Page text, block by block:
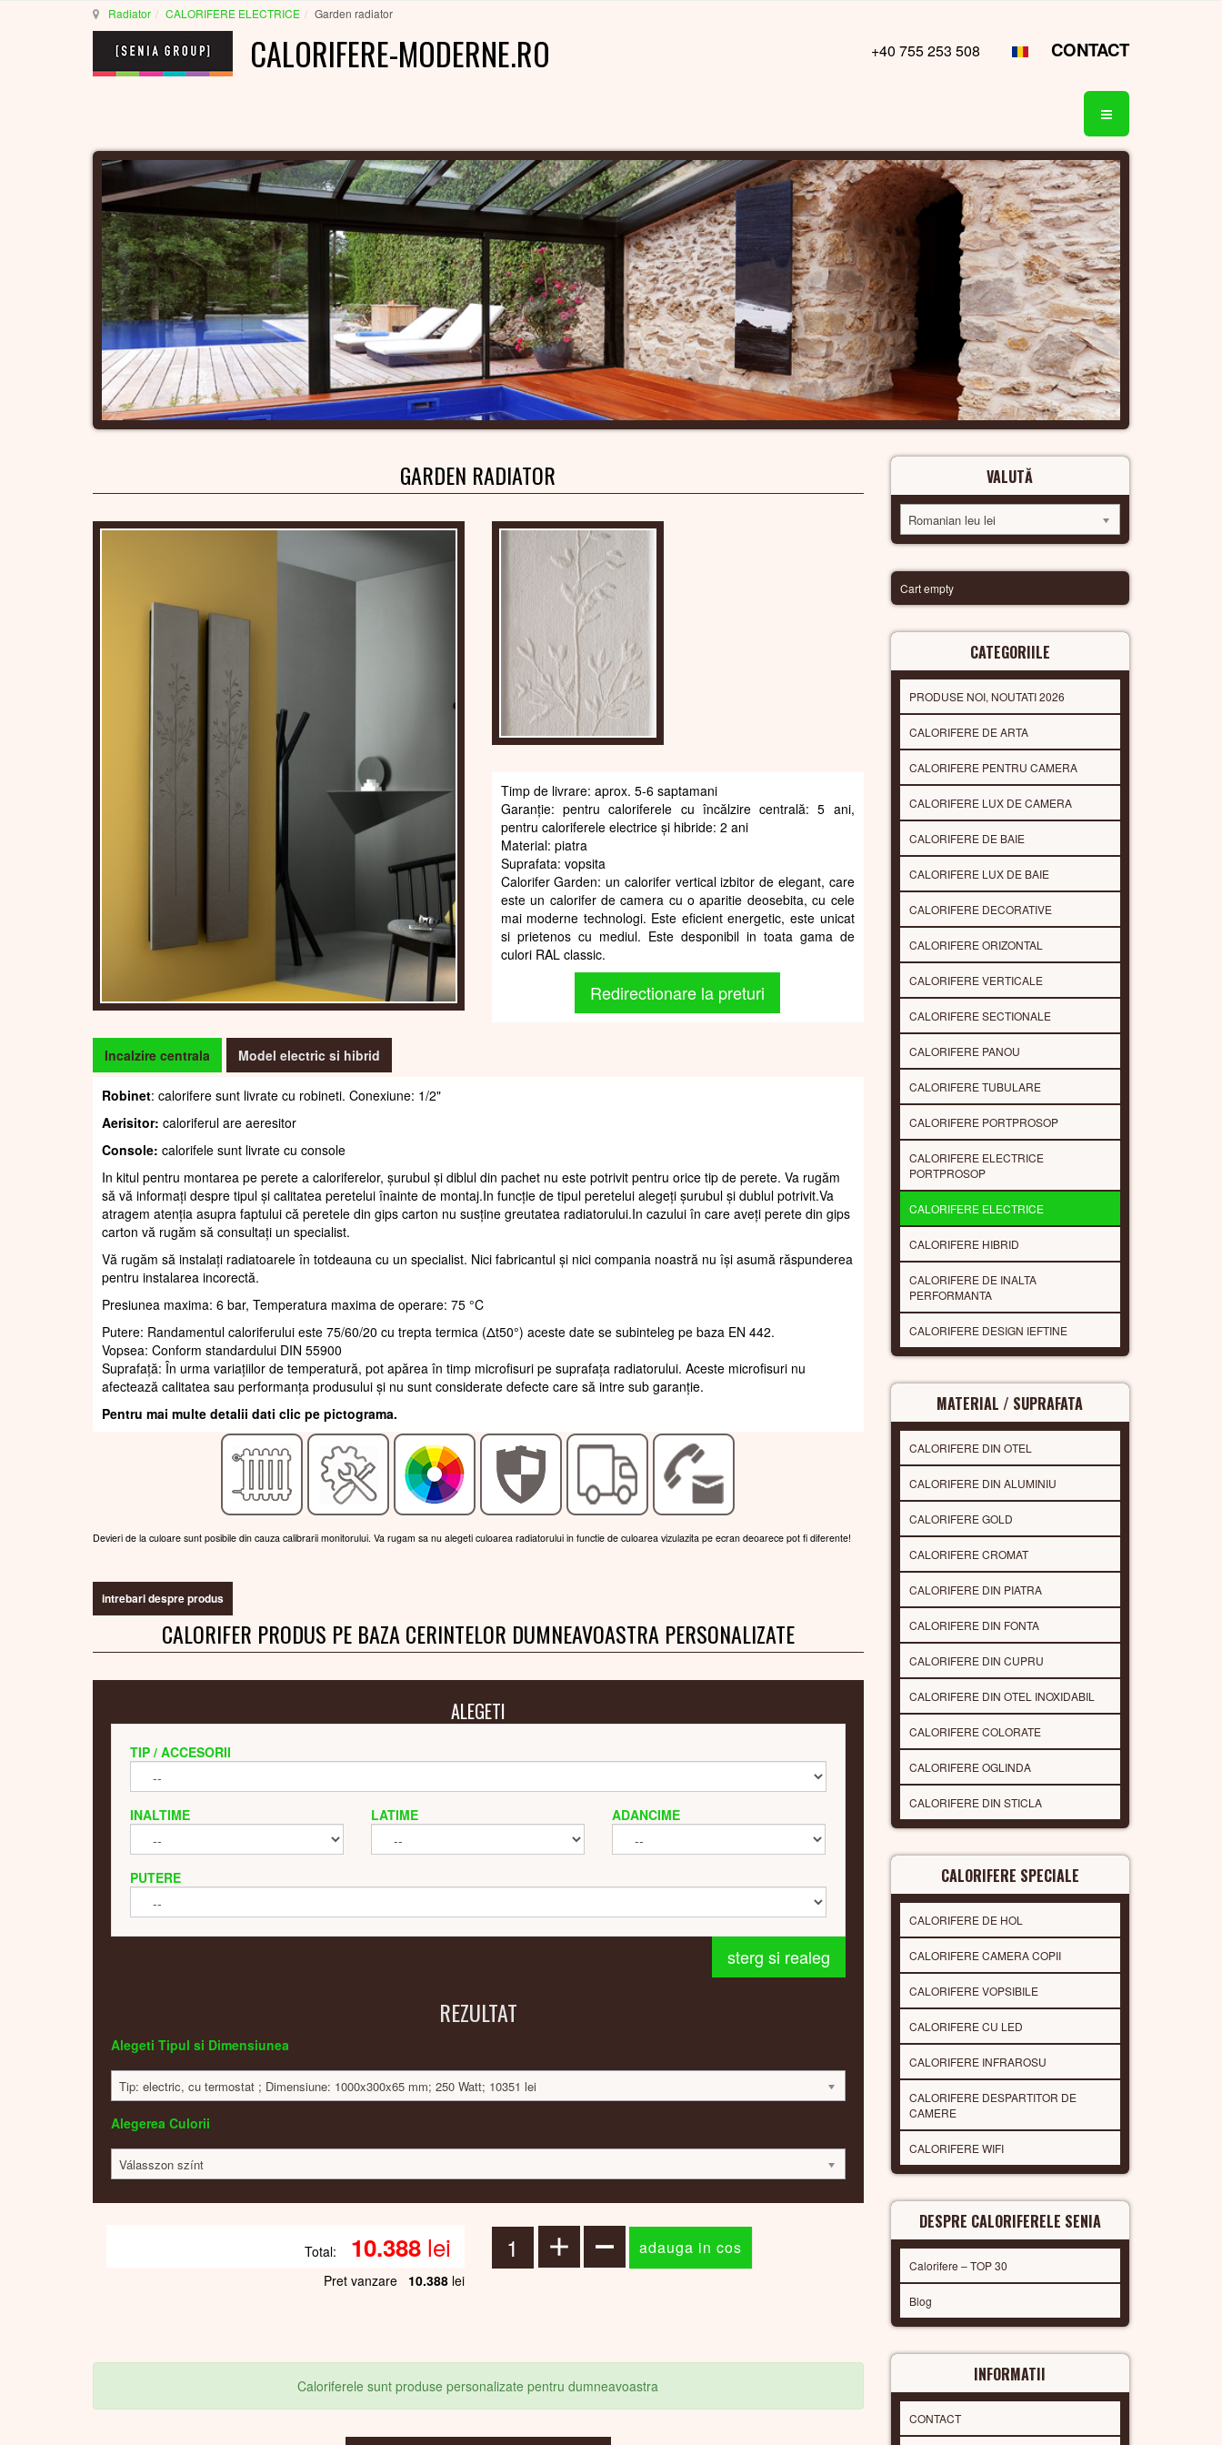
Radiator CALORIFERE ELECTRICE Garden radiator
CALORIFERE-MODERNE.RO +40 755 253 508 CONTACT
GARDEN RADIATOR
Timp de livrare: aprox. 5-6 saptamani
Garanție: pentru caloriferele cu încălzire centrală: 5 ani,
pentru caloriferele electrice și hibride: 2 ani
Material: piatra
Suprafata: vopsita
Calorifer Garden: un calorifer vertical izbitor de elegant, care
este un calorifer de camera cu o aparitie deosebita, cu cele
mai moderne technologi. Este eficient energetic, este unicat
si prietenos cu mediul. Este desponibil in toata gama de
culori RAL classic.
Redirectionare la preturi
Incalzire centrala Model electric si hibrid
Robinet: calorifere sunt livrate cu robineti. Conexiune: 1/2"
Aerisitor: caloriferul are aeresitor
Console: calorifele sunt livrate cu console
In kitul pentru montarea pe perete a caloriferelor, șurubul și diblul din pachet nu este potrivit pentru orice tip de perete. Va rugăm
să vă informați despre tipul și calitatea peretelui înainte de montaj.In funcție de tipul peretelui alegeți șurubul și dublul potrivit.Va
atragem atenția asupra faptului că peretele din gips carton nu susține greutatea radiatorului.In cazului în care aveți perete din gips
carton vă rugăm să consultați un specialist.
Vă rugăm să instalați radiatoarele în totdeauna cu un specialist. Nici fabricantul și nici compania noastră nu își asumă răspunderea
pentru instalarea incorectă.
Presiunea maxima: 6 bar, Temperatura maxima de operare: 75 °C
Putere: Randamentul caloriferului este 75/60/20 cu trepta termica (Δt50°) aceste date se subinteleg pe baza EN 442.
Vopsea: Conform standardului DIN 55900
Suprafaţă: În urma variațiilor de temperatură, pot apărea în timp microfisuri pe suprafața radiatorului. Aceste microfisuri nu
afectează calitatea sau performanța produsului și nu sunt considerate defecte care să intre sub garanție.
Pentru mai multe detalii dati clic pe pictograma.
Devieri de la culoare sunt posibile din cauza calibrarii monitorului. Va rugam sa nu alegeti culoarea radiatorului in functie de culoarea vizulazita pe ecran deoarece pot fi diferente!
intrebari despre produs
CALORIFER PRODUS PE BAZA CERINTELOR DUMNEAVOASTRA PERSONALIZATE
ALEGETI
TIP / ACCESORII
INALTIME LATIME ADANCIME
PUTERE
sterg si realeg
REZULTAT
Alegeti Tipul si Dimensiunea
Tip: electric, cu termostat ; Dimensiune: 1000x300x65 mm; 250 Watt; 10351 lei
Alegerea Culorii
Válasszon színt
Total: 10.388lei
Pret vanzare 10.388lei
Caloriferele sunt produse personalizate pentru dumneavoastra
VALUTĂ
Romanian leu lei
Cart empty
CATEGORIILE
PRODUSE NOI, NOUTATI 2026
CALORIFERE DE ARTA
CALORIFERE PENTRU CAMERA
CALORIFERE LUX DE CAMERA
CALORIFERE DE BAIE
CALORIFERE LUX DE BAIE
CALORIFERE DECORATIVE
CALORIFERE ORIZONTAL
CALORIFERE VERTICALE
CALORIFERE SECTIONALE
CALORIFERE PANOU
CALORIFERE TUBULARE
CALORIFERE PORTPROSOP
CALORIFERE ELECTRICE
PORTPROSOP
CALORIFERE ELECTRICE
CALORIFERE HIBRID
CALORIFERE DE INALTA
PERFORMANTA
CALORIFERE DESIGN IEFTINE
MATERIAL / SUPRAFATA
CALORIFERE DIN OTEL
CALORIFERE DIN ALUMINIU
CALORIFERE GOLD
CALORIFERE CROMAT
CALORIFERE DIN PIATRA
CALORIFERE DIN FONTA
CALORIFERE DIN CUPRU
CALORIFERE DIN OTEL INOXIDABIL
CALORIFERE COLORATE
CALORIFERE OGLINDA
CALORIFERE DIN STICLA
CALORIFERE SPECIALE
CALORIFERE DE HOL
CALORIFERE CAMERA COPII
CALORIFERE VOPSIBILE
CALORIFERE CU LED
CALORIFERE INFRAROSU
CALORIFERE DESPARTITOR DE
CAMERE
CALORIFERE WIFI
DESPRE CALORIFERELE SENIA
Calorifere – TOP 30
Blog
INFORMATII
CONTACT